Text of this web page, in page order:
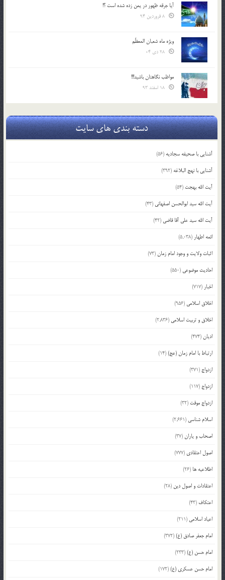
آیا جرقه ظهور در یمن زده شده است ؟!
ویژه ماه شعبان المعظّم
مواظب نگاهتان باشید!!!
دسته بندی های سایت
آشنایی با صحیفه سجادیه (56)
آشنایی با نهج البلاغه (392)
آیت الله بهجت (54)
آیت الله سید ابوالحسن اصفهانی (43)
آیت الله سید علی آقا قاضی (42)
ائمه اطهار (5,038)
اثبات ولایت و وجود امام زمان(73)
احادیث موضوعی (550)
اخبار (717)
اخلاق اسلامی (956)
اخلاق و تربیت اسلامی (2,836)
ادیان(474)
ارتباط با امام زمان (عج)(14)
ازدواج (371)
ازدواج (117)
ازدواج موقت (32)
اسلام شناسی (2,661)
اصحاب و یاران(37)
اصول اعتقادی (777)
اطلاعیه ها (26)
اعتقادات و اصول دین (28)
اعتکاف (43)
اعیاد اسلامی (211)
امام جعفر صادق (ع)(372)
امام حسن (ع)(233)
امام حسن عسکری (ع)(172)